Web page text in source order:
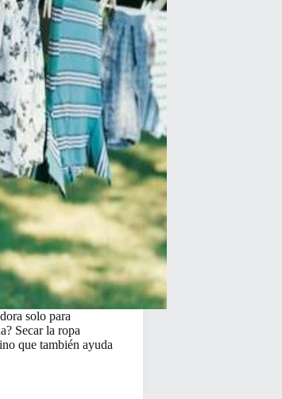
solo para
Secar la ropa
que también ayuda